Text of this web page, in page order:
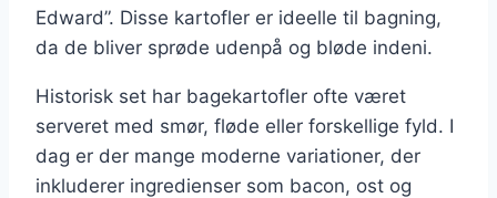
Edward”. Disse kartofler er ideelle til bagning,
da de bliver sprøde udenpå og bløde indeni.
Historisk set har bagekartofler ofte været
serveret med smør, fløde eller forskellige fyld. I
dag er der mange moderne variationer, der
inkluderer ingredienser som bacon, ost og